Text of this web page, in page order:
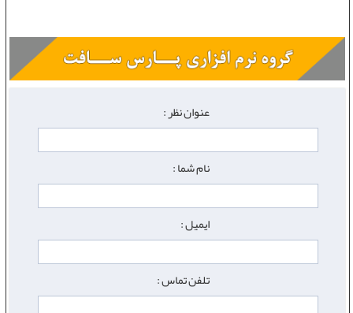
عنوان نظر :
نام شما :
ایمیل :
تلفن تماس :